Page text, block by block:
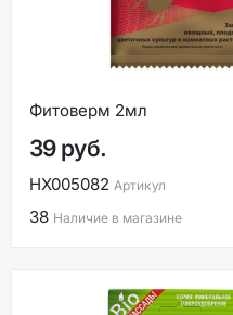
Фитоверм 2мл
39 руб.
НХ005082 Артикул
38 Наличие в магазине